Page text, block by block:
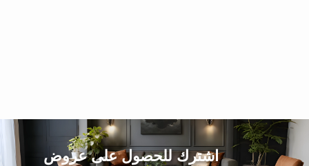
اشترك للحصول على عروض